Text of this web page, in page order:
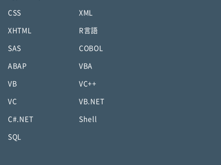
CSS XML
XHTML R言語
SAS COBOL
ABAP VBA
VB VC++
VC VB.NET
C#.NET Shell
SQL